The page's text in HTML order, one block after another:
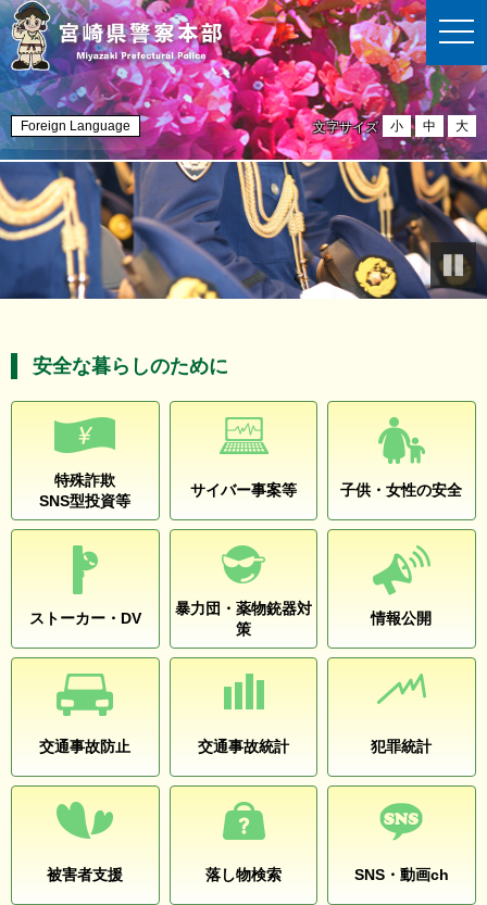
t
o
g
l
e
n
a
v
i
g
a
t
i
o
n
Foreign Language 文字サイズ 小 中 大
安全な暮らしのために
特殊詐欺
SNS型投資等
サイバー事案等 子供・女性の安全
ストーカー・DV
暴力団・薬物銃器対
策
情報公開
交通事故防止 交通事故統計 犯罪統計
被害者支援 落し物検索 SNS・動画ch